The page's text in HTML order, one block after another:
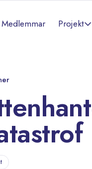
Medlemmar Projekt